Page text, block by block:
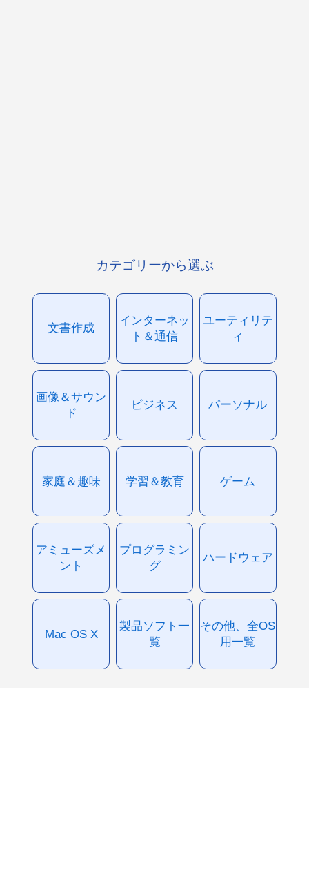
カテゴリーから選ぶ
文書作成
インターネッ
ト＆通信
ユーティリテ
ィ
画像＆サウン
ド
ビジネス パーソナル
家庭＆趣味 学習＆教育 ゲーム
アミューズメ
ント
プログラミン
グ
ハードウェア
Mac OS X
製品ソフト一
覧
その他、全OS
用一覧